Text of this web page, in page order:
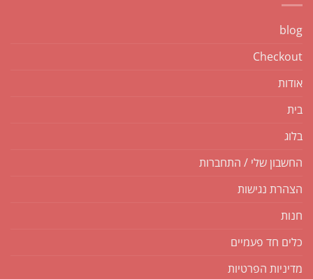
blog
Checkout
אודות
בית
בלוג
החשבון שלי / התחברות
הצהרת נגישות
חנות
כלים חד פעמיים
מדיניות הפרטיות